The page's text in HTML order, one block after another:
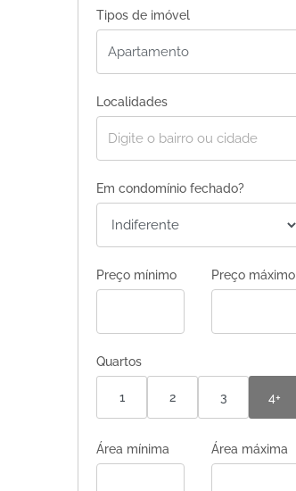
Tipos de imóvel
Localidades
Em condomínio fechado?
Preço mínimo Preço máximo
Quartos
1 2 3 4+
Área mínima Área máxima